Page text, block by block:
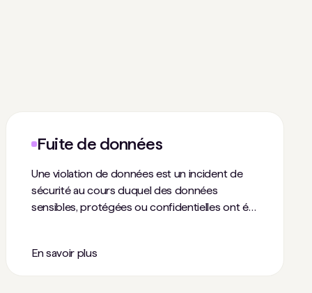
Fuite de données
Une violation de données est un incident de
sécurité au cours duquel des données
sensibles, protégées ou confidentielles ont été
des informations de santé protégées ou
personnelles (ISP), des informations
En savoir plus